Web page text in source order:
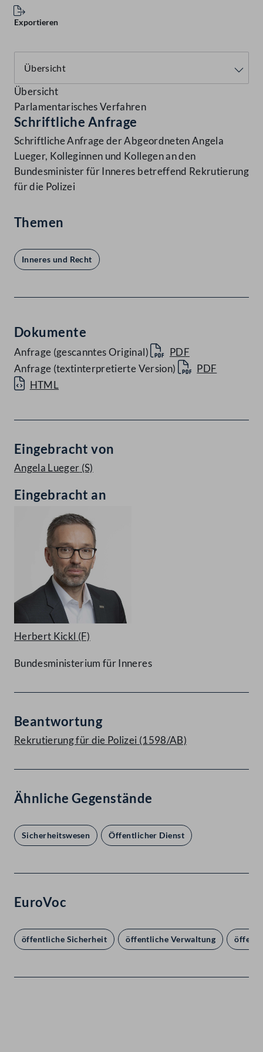
Exportieren
Übersicht
Parlamentarisches Verfahren
Schriftliche Anfrage
Schriftliche Anfrage der Abgeordneten Angela
Lueger, Kolleginnen und Kollegen an den
Bundesminister für Inneres betreffend Rekrutierung
für die Polizei
Themen
Inneres und Recht
Dokumente
Anfrage (gescanntes Original)
PDF
Anfrage (textinterpretierte Version)
PDF
HTML
Eingebracht von
Angela Lueger (S)
Eingebracht an
Herbert Kickl (F)
Bundesministerium für Inneres
Beantwortung
Rekrutierung für die Polizei (1598/AB)
Ähnliche Gegenstände
Sicherheitswesen Öffentlicher Dienst
EuroVoc
öffentliche Sicherheit öffentliche Verwaltung